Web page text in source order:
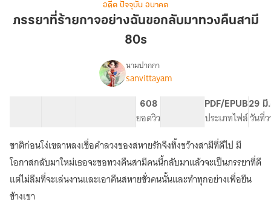
ร้ายกาจ
สามี
80s
อดีต ปัจจุบัน อนาคต
ภรรยาที่ร้ายกาจอย่างฉันขอกลับมาทวงคืนสามี
80s
เรื่อง
ที่
ร้ายกาจ
อย่าง
ขอก
ลับ
มาท
วง
นามปากกา
sanvittayam
608
ยอดวิว
PDF/EPUB
ประเภทไฟล์
29 มี
วันที่
ชาติก่อนโง่เขลาหลงเชื่อคำลวงของสหายรักจึงทิ้งขว้างสามีที่ดีไป มี
โอกาสกลับมาใหม่เธอจะขอทวงคืนสามีคนนี้กลับมาแล้วจะเป็นภรรยาที่ดี
แต่ไม่ลืมที่จะเล่นงานและเอาคืนสหายชั่วคนนั้นและทำทุกอย่างเพื่อยืน
ข้างเขา